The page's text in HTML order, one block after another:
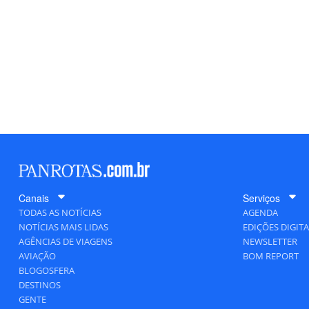
Canais
TODAS AS NOTÍCIAS
NOTÍCIAS MAIS LIDAS
AGÊNCIAS DE VIAGENS
AVIAÇÃO
BLOGOSFERA
DESTINOS
GENTE
Serviços
AGENDA
EDIÇÕES
NEWSLETTER
BOM REPORT